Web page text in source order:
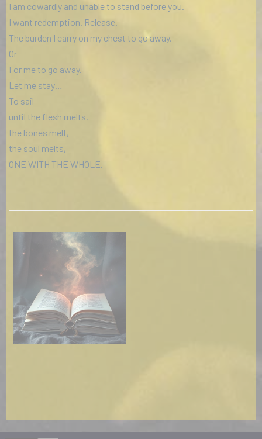
I am cowardly and unable to stand before you.
I want redemption. Release.
The burden I carry on my chest to go away.
Or
For me to go away.
Let me stay…
To sail
until the flesh melts,
the bones melt,
the soul melts,
ONE WITH THE WHOLE.